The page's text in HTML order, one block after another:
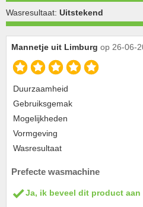
Wasresultaat: Uitstekend
Mannetje uit Limburg op 26-06-
Duurzaamheid
Gebruiksgemak
Mogelijkheden
Vormgeving
Wasresultaat
Prefecte wasmachine
Ja, ik beveel dit product aan